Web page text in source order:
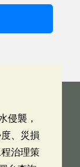
侵襲，
、災損
治理策